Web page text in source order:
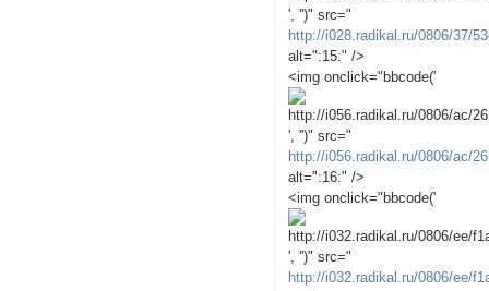
', '')" src="
http://i028.radikal.ru/0806/37/
alt=":15:" />
<img onclick="bbcode('
', '')" src="
http://i056.radikal.ru/0806/ac/
alt=":16:" />
<img onclick="bbcode('
', '')" src="
http://i032.radikal.ru/0806/ee/